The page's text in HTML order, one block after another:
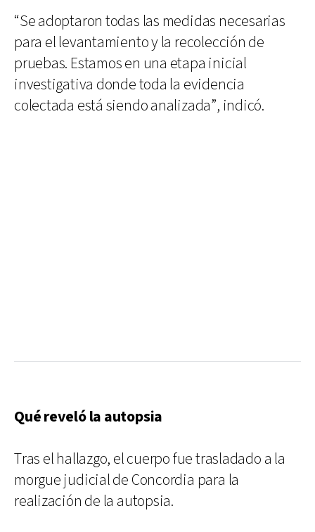
“Se adoptaron todas las medidas necesarias
para el levantamiento y la recolección de
pruebas. Estamos en una etapa inicial
investigativa donde toda la evidencia
colectada está siendo analizada”, indicó.
Qué reveló la autopsia
Tras el hallazgo, el cuerpo fue trasladado a la
morgue judicial de Concordia para la
realización de la autopsia.